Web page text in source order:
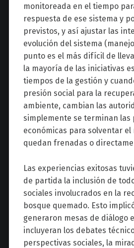
monitoreada en el tiempo
respuesta de ese sistema y
previstos, y así ajustar las
evolución del sistema
punto es el más difícil de
la mayoría de las iniciativas
tiempos de la gestión y
presión social para la
ambiente, cambian las
simplemente se terminan las
económicas para solventar el
quedan frenadas o
Las experiencias exitosas
de partida la inclusión de
sociales involucrados en la
bosque quemado. Esto
generaron mesas de diálogo
incluyeran los debates
perspectivas sociales, la